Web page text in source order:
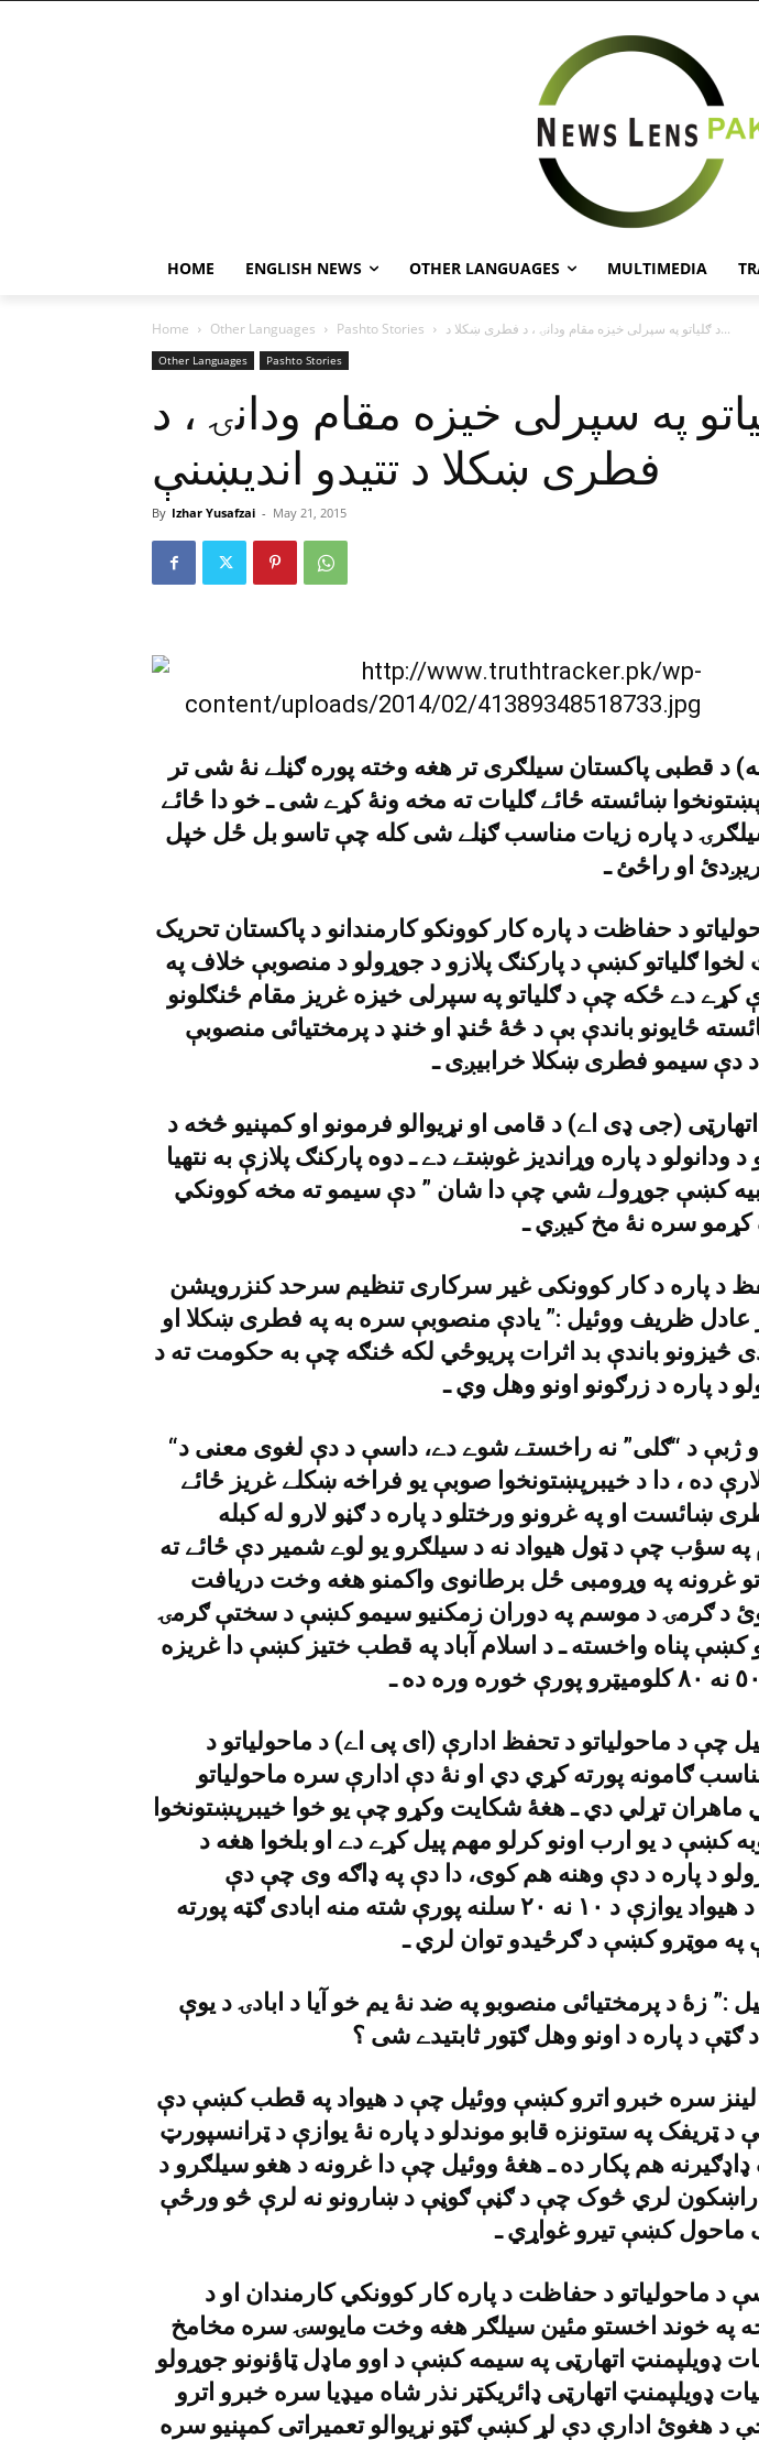
HOME ENGLISH NEWS OTHER LANGUAGES MULTIMEDIA
Home Other Languages Pashto Stories د ګلياتو په سپرلى خيزه مقام ودانۍ ، د فطرى ښکلا د...
Other Languages Pashto Stories
په سپرلى خيزه مقام ودانۍ ، د
فطرى ښکلا د تتيدو انديښنې
By Izhar Yusafzai - May 21, 2015
د قطبى پاکستان سيلګرى تر هغه وخته پوره ګڼلے نۀ شى تر
ښائسته ځائے ګليات ته مخه ونۀ کړے شى ـ خو دا ځائے
د پاره زيات مناسب ګڼلے شى کله چې تاسو بل ځل خپل
او راځئ ـ
د حفاظت د پاره کار کوونکو کارمندانو د پاکستان تحريک
ګلياتو کښې د پارکنګ پلازو د جوړولو د منصوبې خلاف په
کړے دے ځکه چې د ګلياتو په سپرلى خيزه غريز مقام ځنګلونو
ځايونو باندې بې د څۀ ځنډ او خنډ د پرمختيائى منصوبې
د دې سيمو فطرى ښکلا خرابيږى ـ
(جى ډى اے) د قامى او نړيوالو فرمونو او کمپنيو څخه د
د ودانولو د پاره وړانديز غوښتے دے ـ دوه پارکنګ پلازې به نتهيا
کښې جوړولے شي چې دا شان ” دې سيمو ته مخه کوونکي
د پاره د کار کوونکى غير سرکارى تنظيم سرحد کنزرويشن
عادل ظريف ووئيل :” يادې منصوبې سره به په فطرى ښکلا او
باندې بد اثرات پريوځي لکه څنګه چې به حکومت ته د
“ګليات” ټکے د اردو ژبې د “ګلى” نه راخستے شوے دے، داسې د دې لغوى معنى د
ده ، دا د خيبرپښتونخوا صوبې يو فراخه ښکلے غريز ځائے
ښائست او په غرونو ورختلو د پاره د ګڼو لارو له کبله
سؤب چې د ټول هيواد نه د سيلګرو يو لوے شمير دې ځائے ته
غرونه په وړومبى ځل برطانوى واکمنو هغه وخت دريافت
د ګرمۍ د موسم په دوران زمکنيو سيمو کښې د سختې ګرمۍ
کښې پناه واخسته ـ د اسلام آباد په قطب ختيز کښې دا غريزه
چې د ماحولياتو د تحفظ ادارې (اى پى اے) د ماحولياتو د
ګامونه پورته کړي دي او نۀ دې ادارې سره ماحولياتو
ماهران تړلي دي ـ هغۀ شکايت وکړو چې يو خوا خيبرپښتونخوا
کښې د يو ارب اونو کرلو مهم پيل کړے دے او بلخوا هغه د
د پاره د دې وهنه هم کوى، دا دې په ډاګه وى چې دې
منصوبې سره به د هيواد يوازې د ١٠ نه ٢٠ سلنه پورې شته منه ابادى ګټه پورته
موټرو کښې د ګرځيدو توان لري ـ
:” زۀ د پرمختيائى منصوبو په ضد نۀ يم خو آيا د ابادۍ د يوې
لينز سره خبرو اترو کښې ووئيل چې د هيواد په قطب کښې دې
ټريفک په ستونزه قابو موندلو د پاره نۀ يوازې د ټرانسپورټ
هم پکار ده ـ هغۀ ووئيل چې دا غرونه د هغو سيلګرو د
راښکون لري څوک چې د ګڼې ګوڼې د ښارونو نه لرې څو ورځې
کښې تيرو غواړي ـ
د ماحولياتو د حفاظت د پاره کار کوونکي کارمندان او د
په خوند اخستو مئين سيلګر هغه وخت مايوسۍ سره مخامخ
ډويلپمنټ اتهارټى په سيمه کښې د اوو ماډل ټاؤنونو جوړولو
ډويلپمنټ اتهارټى ډائريکټر نذر شاه ميډيا سره خبرو اترو
د هغوئ ادارې دې لړ کښې ګټو نړيوالو تعميراتى کمپنيو سره